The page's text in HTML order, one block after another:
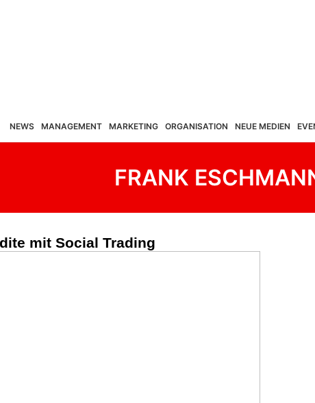
NEWS MANAGEMENT MARKETING ORGANISATION NEUE MEDIEN
FRANK
mit Social Trading